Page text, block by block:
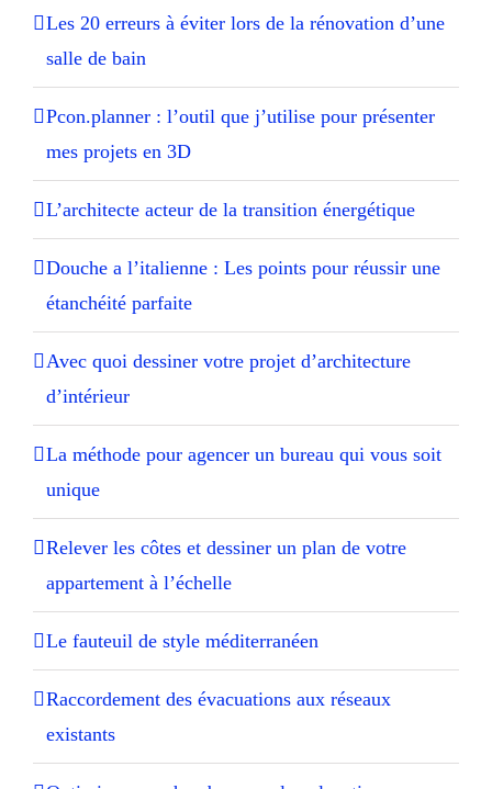
Les 20 erreurs à éviter lors de la rénovation d’une
salle de bain
Pcon.planner : l’outil que j’utilise pour présenter
mes projets en 3D
L’architecte acteur de la transition énergétique
Douche a l’italienne : Les points pour réussir une
étanchéité parfaite
Avec quoi dessiner votre projet d’architecture
d’intérieur
La méthode pour agencer un bureau qui vous soit
unique
Relever les côtes et dessiner un plan de votre
appartement à l’échelle
Le fauteuil de style méditerranéen
Raccordement des évacuations aux réseaux
existants